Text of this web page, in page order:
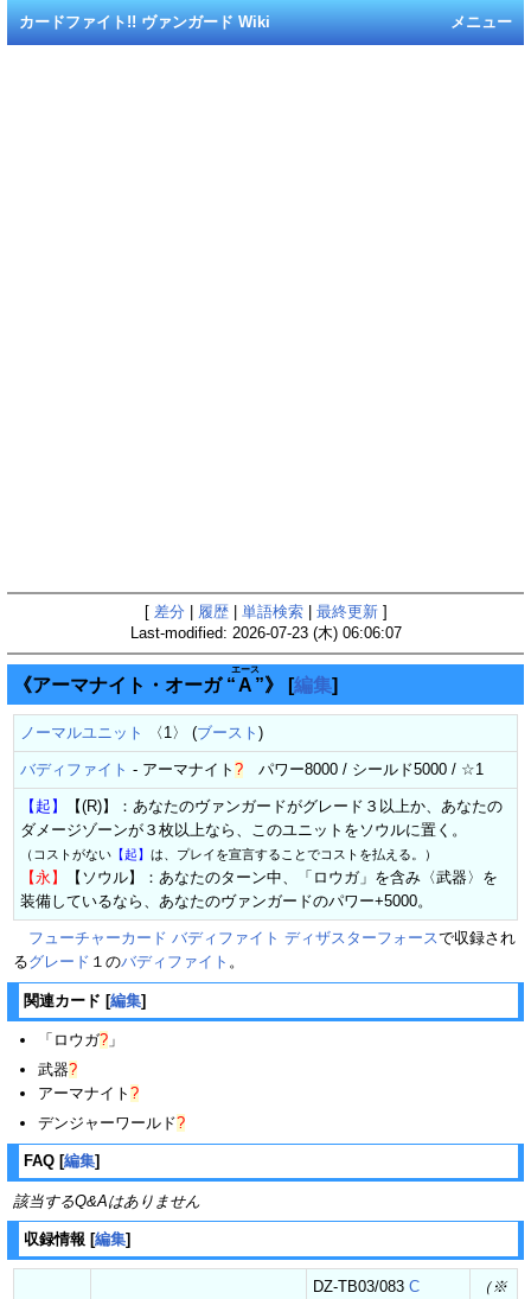
メニュー
カードファイト!! ヴァンガード Wiki
[ 差分 履歴| 単語検索| 最終更新]
Last-modified: 2026-07-23 (木) 06:06:07
《アーマナイト・オーガ “A
エース
”》 [編集]
ノーマルユニット 〈1〉 (ブースト )
バディファイト - アーマナイト ? パワー8000 / シールド5000 / ☆1
【起】
【(R)】：あなたのヴァンガードがグレード３以上か、あなたの
ダメージゾーンが３枚以上なら、このユニットをソウルに置く。
（コストがない 【起】 は、プレイを宣言することでコストを払える。）
【永】
【ソウル】：あなたのターン中、「ロウガ」を含み〈武器〉を
装備しているなら、あなたのヴァンガードのパワー+5000。
フューチャーカード バディファイト ディザスターフォースで収録され
るグレード １のバディファイト 。
関連カード [編集]
「 ロウガ? 」
武器?
アーマナイト ?
デンジャーワールド?
FAQ [編集]
該当するQ&Aはありません
収録情報 [編集]
DZ-TB03/083 C
（※